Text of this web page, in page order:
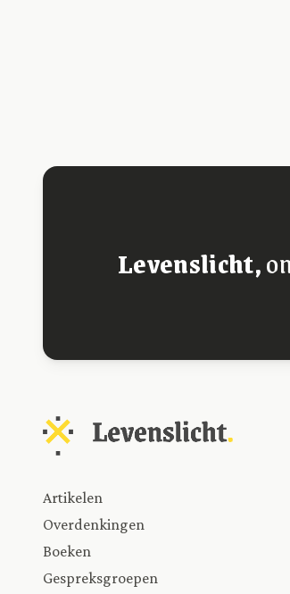
Levenslicht,
Artikelen
Overdenkingen
Boeken
Gespreksgroepen